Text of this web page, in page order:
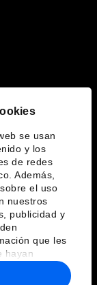
se usan
y los
de redes
Además,
el uso
nuestros
publicidad y
que les
hayan
haya